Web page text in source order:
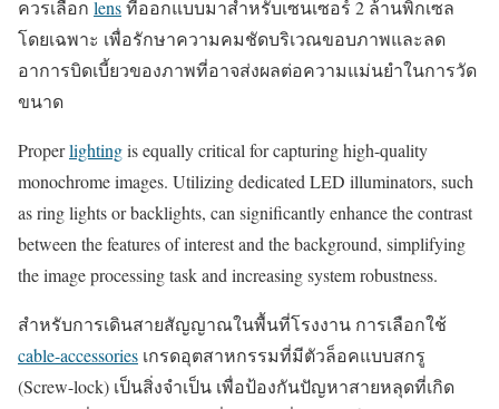
ควรเลือก lensที่ออกแบบมาสำหรับเซนเซอร์ 2 ล้านพิกเซล
โดยเฉพาะ เพื่อรักษาความคมชัดบริเวณขอบภาพและลด
อาการบิดเบี้ยวของภาพที่อาจส่งผลต่อความแม่นยำในการวัด
ขนาด
Properlightingis equally critical for capturing high-quality
monochrome images. Utilizing dedicated LED illuminators, such
as ring lights or backlights, can significantly enhance the contrast
between the features of interest and the background, simplifying
the image processing task and increasing system robustness.
สำหรับการเดินสายสัญญาณในพื้นที่โรงงาน การเลือกใช้
cable-accessories เกรดอุตสาหกรรมที่มีตัวล็อคแบบสกรู
(Screw-lock) เป็นสิ่งจำเป็น เพื่อป้องกันปัญหาสายหลุดที่เกิด